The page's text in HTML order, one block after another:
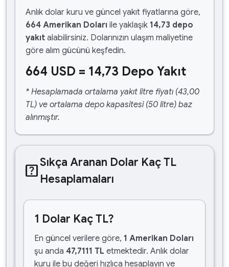
Anlık dolar kuru ve güncel yakıt fiyatlarına göre,
664 Amerikan Doları ile yaklaşık 14,73 depo
yakıt alabilirsiniz. Dolarınızın ulaşım maliyetine
göre alım gücünü keşfedin.
664 USD = 14,73 Depo Yakıt
* Hesaplamada ortalama yakıt litre fiyatı (43,00
TL) ve ortalama depo kapasitesi (50 litre) baz
alınmıştır.
help_centerSıkça Aranan Dolar Kaç TL
Hesaplamaları
1 Dolar Kaç TL?
En güncel verilere göre, 1 Amerikan Doları
şu anda 47,7111 TL etmektedir. Anlık dolar
kuru ile bu değeri hızlıca hesaplayın ve